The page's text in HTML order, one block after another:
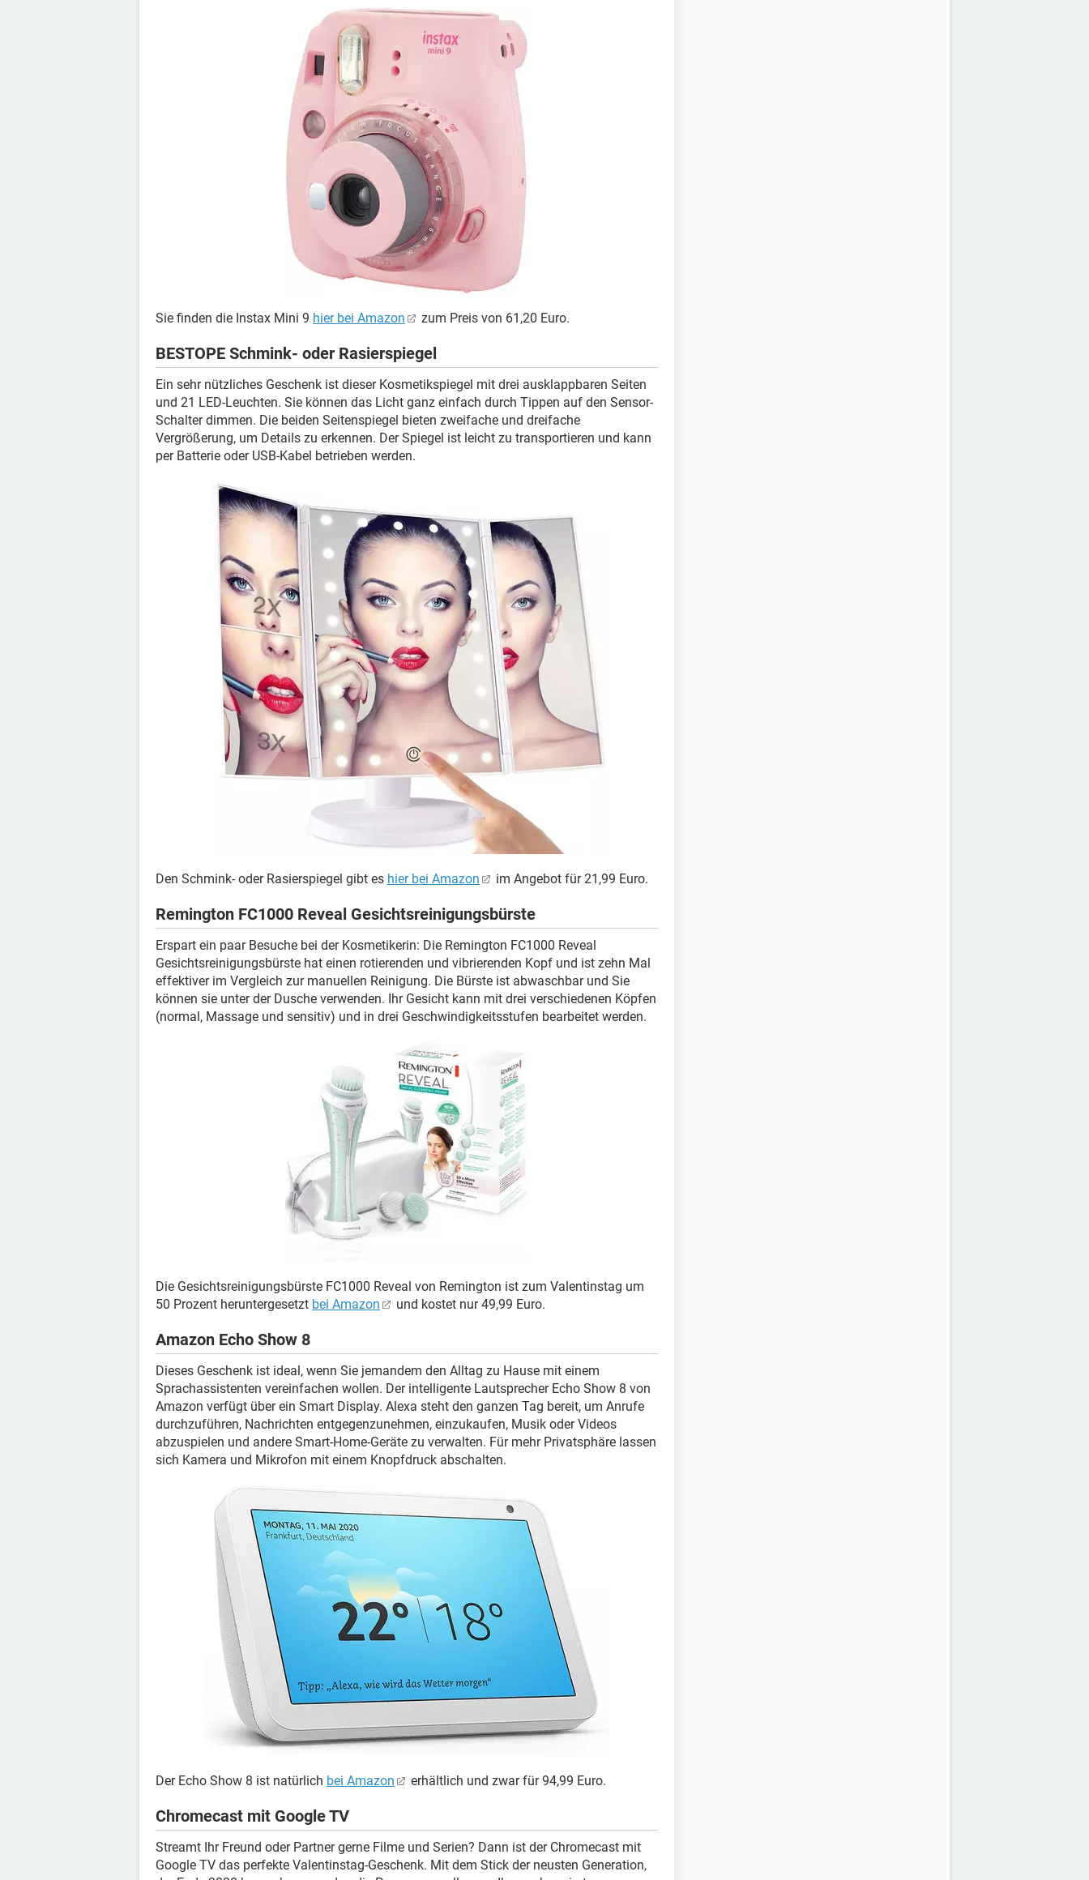
Sie finden die Instax Mini 9 hier bei Amazon zum Preis von 61,20 Euro.
BESTOPE Schmink- oder Rasierspiegel
Ein sehr nützliches Geschenk ist dieser Kosmetikspiegel mit drei ausklappbaren Seiten
und 21 LED-Leuchten. Sie können das Licht ganz einfach durch Tippen auf den Sensor-
Schalter dimmen. Die beiden Seitenspiegel bieten zweifache und dreifache
Vergrößerung, um Details zu erkennen. Der Spiegel ist leicht zu transportieren und kann
per Batterie oder USB-Kabel betrieben werden.
Den Schmink- oder Rasierspiegel gibt es hier bei Amazon im Angebot für 21,99 Euro.
Remington FC1000 Reveal Gesichtsreinigungsbürste
Erspart ein paar Besuche bei der Kosmetikerin: Die Remington FC1000 Reveal
Gesichtsreinigungsbürste hat einen rotierenden und vibrierenden Kopf und ist zehn Mal
effektiver im Vergleich zur manuellen Reinigung. Die Bürste ist abwaschbar und Sie
können sie unter der Dusche verwenden. Ihr Gesicht kann mit drei verschiedenen Köpfen
(normal, Massage und sensitiv) und in drei Geschwindigkeitsstufen bearbeitet werden.
Die Gesichtsreinigungsbürste FC1000 Reveal von Remington ist zum Valentinstag um
50 Prozent heruntergesetzt bei Amazon und kostet nur 49,99 Euro.
Amazon Echo Show 8
Dieses Geschenk ist ideal, wenn Sie jemandem den Alltag zu Hause mit einem
Sprachassistenten vereinfachen wollen. Der intelligente Lautsprecher Echo Show 8 von
Amazon verfügt über ein Smart Display. Alexa steht den ganzen Tag bereit, um Anrufe
durchzuführen, Nachrichten entgegenzunehmen, einzukaufen, Musik oder Videos
abzuspielen und andere Smart-Home-Geräte zu verwalten. Für mehr Privatsphäre lassen
sich Kamera und Mikrofon mit einem Knopfdruck abschalten.
Der Echo Show 8 ist natürlich bei Amazon erhältlich und zwar für 94,99 Euro.
Chromecast mit Google TV
Streamt Ihr Freund oder Partner gerne Filme und Serien? Dann ist der Chromecast mit
Google TV das perfekte Valentinstag-Geschenk. Mit dem Stick der neusten Generation,